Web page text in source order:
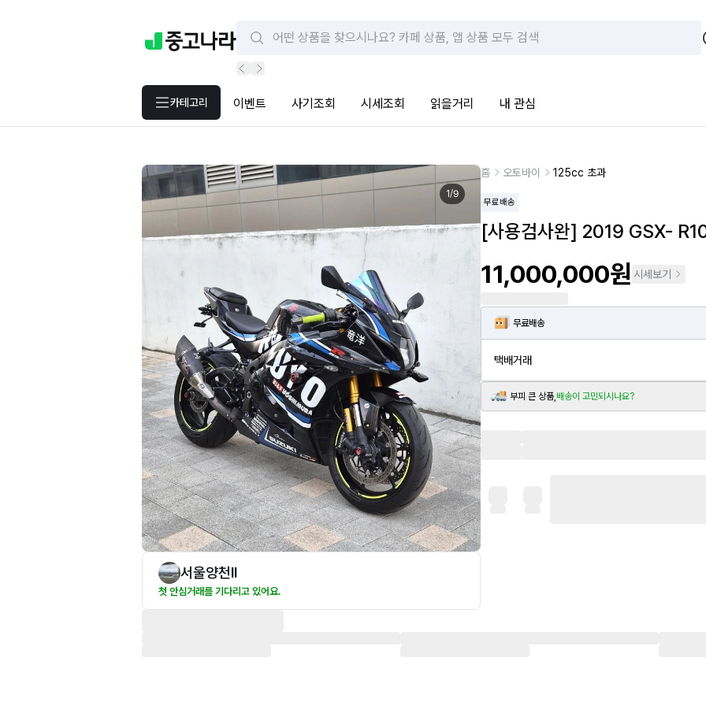
카테고리 이벤트 사기조회 시세조회 읽을거리 내 관심
1/9
서울양천ll
첫 안심거래를 기다리고 있어요.
홈 오토바이 125cc 초과
무료배송
[사용검사완] 2019 GSX-
11,000,000원 시세보기
무료배송
택배거래
부피 큰 상품, 배송이 고민되시나요?